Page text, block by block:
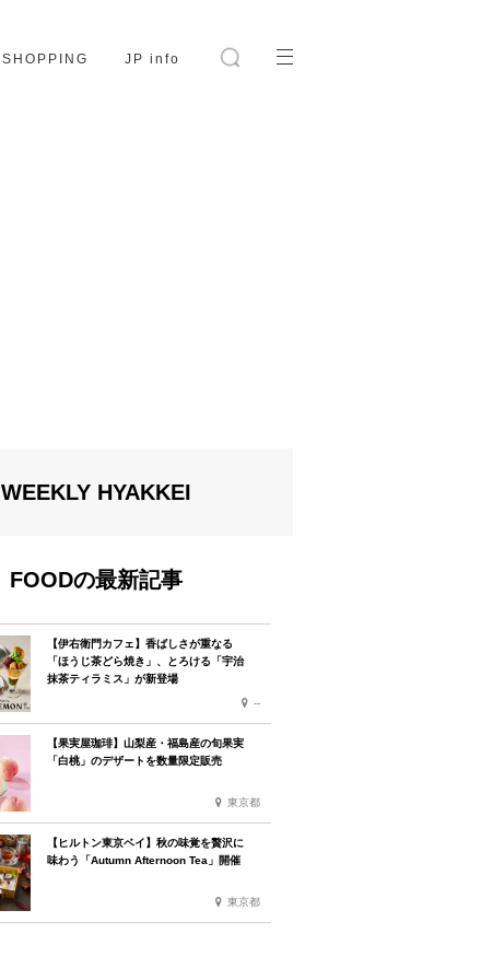
SHOPPING JP info
WEEKLY HYAKKEI
FOODの最新記事
【伊右衛門カフェ】香ばしさが重なる
「ほうじ茶どら焼き」、とろける「宇治
抹茶ティラミス」が新登場
--
【果実屋珈琲】山梨産・福島産の旬果実
「白桃」のデザートを数量限定販売
東京都
【ヒルトン東京ベイ】秋の味覚を贅沢に
味わう「Autumn Afternoon Tea」開催
東京都